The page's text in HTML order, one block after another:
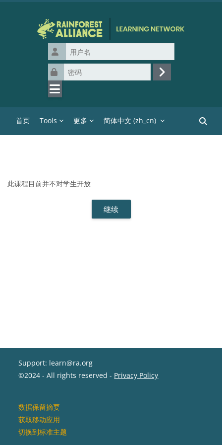
用户名
密码
登录
首页 Tools 更多 简体中文 ‎(zh_cn)‎
搜索课
此课程目前并不对学生开放
继续
Support: learn@ra.org
©2024 - All rights reserved - Privacy Policy
‎数据保留摘要‎
获取移动应用
切换到标准主题